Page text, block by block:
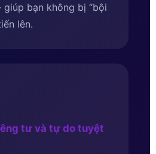
bạn không bị “bội
lên.
tư và tự do tuyệt